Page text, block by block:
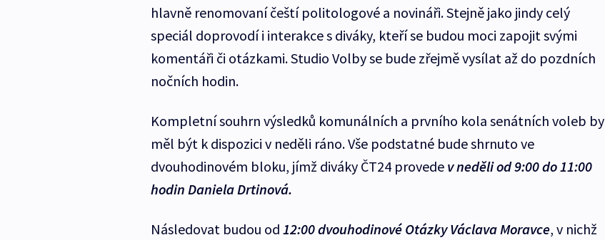
hlavně renomovaní čeští politologové a novináři. Stejně jako jindy celý
speciál doprovodí i interakce s diváky, kteří se budou moci zapojit svými
komentáři či otázkami. Studio Volby se bude zřejmě vysílat až do pozdních
nočních hodin.
Kompletní souhrn výsledků komunálních a prvního kola senátních voleb by
měl být k dispozici v neděli ráno. Vše podstatné bude shrnuto ve
dvouhodinovém bloku, jímž diváky ČT24 provede v neděli od 9:00 do 11:00
hodin Daniela Drtinová.
Následovat budou od 12:00 dvouhodinové Otázky Václava Moravce, v nichž